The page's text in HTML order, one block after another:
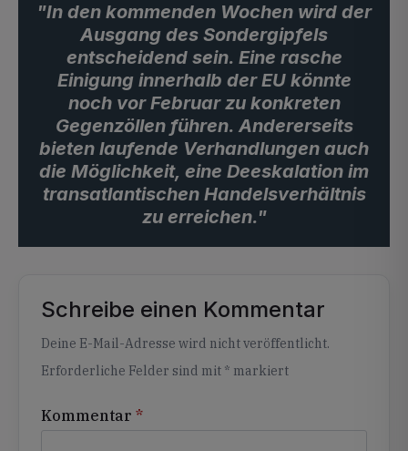
"In den kommenden Wochen wird der
Ausgang des Sondergipfels
entscheidend sein. Eine rasche
Einigung innerhalb der EU könnte
noch vor Februar zu konkreten
Gegenzöllen führen. Andererseits
bieten laufende Verhandlungen auch
die Möglichkeit, eine Deeskalation im
transatlantischen Handelsverhältnis
zu erreichen."
Schreibe einen Kommentar
Deine E-Mail-Adresse wird nicht veröffentlicht.
Erforderliche Felder sind mit * markiert
Kommentar *
Alternative: